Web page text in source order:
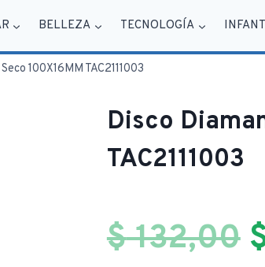
BELLEZA TECNOLOGÍA
100X16MM TAC2111003
Disco
TAC2111003
$132,00